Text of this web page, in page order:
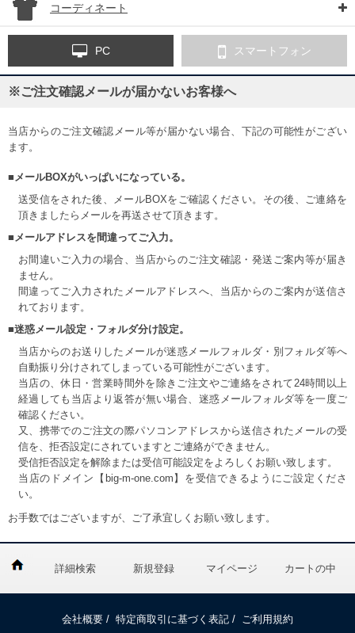
コーディネート
PC スマートフォン
※ご注文確認メールが届かないお客様へ
当店からのご注文確認メール等が届かない場合、下記の可能性がござい
ます。
■メールBOXがいっぱいになっている。
送受信をされた後、メールBOXをご確認ください。その後、ご連絡を
頂きましたらメールを再送させて頂きます。
■メールアドレスを間違ってご入力。
お間違いご入力の場合、当店からのご注文確認・発送ご案内等が届き
ません。
間違ってご入力されたメールアドレスへ、当店からのご案内が送信さ
れております。
■迷惑メール設定・フォルダ分け設定。
当店からのお送りしたメールが迷惑メールフォルダ・別フォルダ等へ
自動振り分けされてしまっている可能性がございます。
当店の、休日・営業時間外を除きご注文やご連絡をされて24時間以上
経過しても当店より返答が無い場合、迷惑メールフォルダ等を一度ご
確認ください。
又、携帯でのご注文の際パソコンアドレスから送信されたメールの受
信を、拒否設定にされていますとご連絡ができません。
受信拒否設定を解除または受信可能設定をよろしくお願い致します。
当店のドメイン【big-m-one.com】を受信できるようにご設定くださ
い。
お手数ではございますが、ご了承宜しくお願い致します。
詳細検索 新規登録 マイページ カートの中
会社概要 / 特定商取引に基づく表記 /
ご利用規約